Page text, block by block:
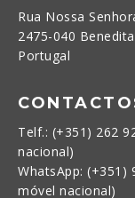
Rua Nossa
2475-040 Benedita
Portugal
Telf.: (+351) 262
nacional)
WhatsApp: (+351)
móvel nacional)